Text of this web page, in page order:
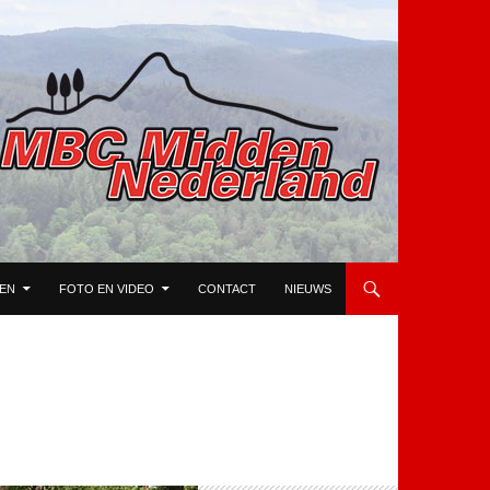
FOTO EN VIDEO CONTACT NIEUWS